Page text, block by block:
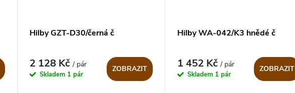
Hilby GZT-D30/černá č
2 128 Kč/ pár
Skladem 1 pár
ZOBRAZIT
Hilby WA-042/K3 hnědé č
1 452 Kč/ pár
Skladem 1 pár
ZOBRAZIT